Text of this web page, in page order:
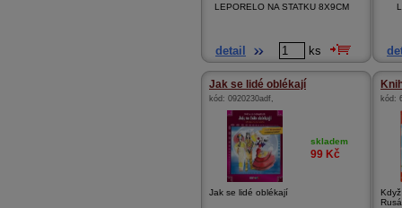
LEPORELO NA STATKU 8X9CM
detail ks
Jak se lidé oblékají
kód: 0920230adf,
skladem
99 Kč
Jak se lidé oblékají
kód: